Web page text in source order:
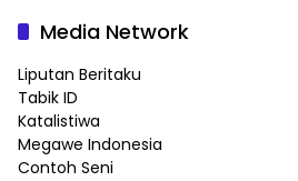
Media Network
Liputan Beritaku
Tabik ID
Katalistiwa
Megawe Indonesia
Contoh Seni